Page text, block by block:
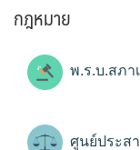
กฎหมาย
พ.ร.บ.สภา
ศูนย์ประส